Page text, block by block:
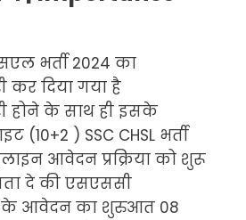
भर्ती 2024 का
कर दिया गया है
होने के साथ ही इसके
(10+2 ) SSC CHSL भर्ती
आवेदन प्रक्रिया को शुरू
दे की एसएससी
के आवेदन का शुरुआत 08